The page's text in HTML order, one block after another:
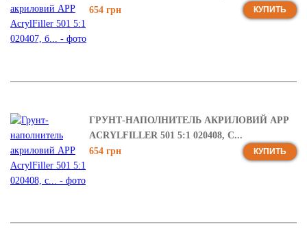
654 грн
КУПИТЬ
ГРУНТ-НАПОЛНИТЕЛЬ АКРИЛОВИЙ APP
ACRYLFILLER 501 5:1 020408, С...
654 грн
КУПИТЬ